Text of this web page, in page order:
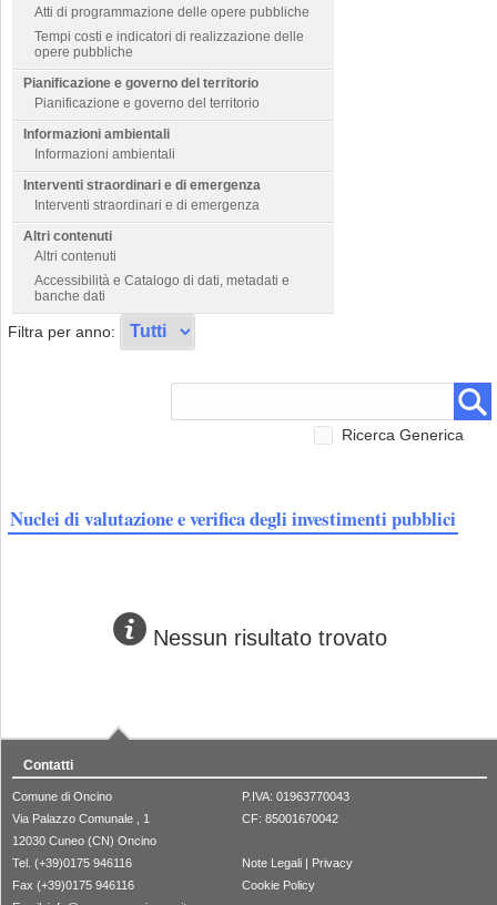
Atti di programmazione delle opere pubbliche
Tempi costi e indicatori di realizzazione delle
opere pubbliche
Pianificazione e governo del territorio
Pianificazione e governo del territorio
Informazioni ambientali
Informazioni ambientali
Interventi straordinari e di emergenza
Interventi straordinari e di emergenza
Altri contenuti
Altri contenuti
Accessibilità e Catalogo di dati, metadati e
banche dati
Filtra per anno:
Ricerca Generica
Nuclei di valutazione e verifica degli investimenti pubblici
Nessun risultato trovato
Contatti
Comune di Oncino
Via Palazzo Comunale , 1
12030 Cuneo (CN) Oncino
Tel. (+39)0175 946116
Fax (+39)0175 946116
P.IVA: 01963770043
CF: 85001670042
Note Legali | Privacy
Cookie Policy